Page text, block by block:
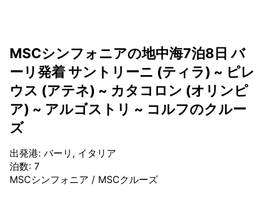
MSCシンフォニアの地中海7泊8日 バ
ーリ発着 サントリーニ (ティラ) ~ ピレ
ウス (アテネ) ~ カタコロン (オリンピ
ア) ~ アルゴストリ ~ コルフのクルー
ズ
出発港: バーリ, イタリア
泊数: 7
MSCシンフォニア / MSCクルーズ